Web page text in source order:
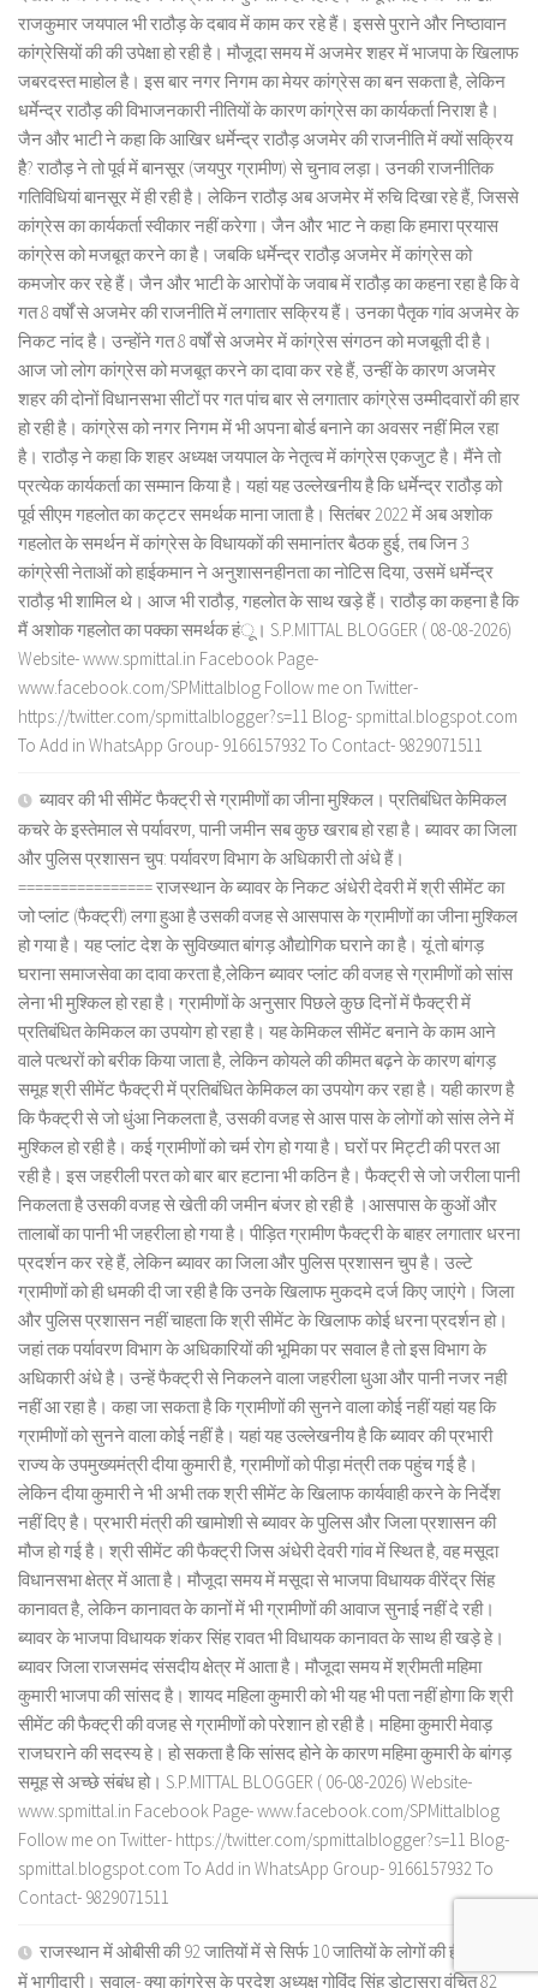
राजकुमार जयपाल भी राठौड़ के दबाव में काम कर रहे हैं। इससे पुराने और निष्ठावान
कांग्रेसियों की की उपेक्षा हो रही है। मौजूदा समय में अजमेर शहर में भाजपा के खिलाफ
जबरदस्त माहोल है। इस बार नगर निगम का मेयर कांग्रेस का बन सकता है, लेकिन
धर्मेन्द्र राठौड़ की विभाजनकारी नीतियों के कारण कांग्रेस का कार्यकर्ता निराश है।
जैन और भाटी ने कहा कि आखिर धर्मेन्द्र राठौड़ अजमेर की राजनीति में क्यों सक्रिय
हैै? राठौड़ ने तो पूर्व में बानसूर (जयपुर ग्रामीण) से चुनाव लड़ा। उनकी राजनीतिक
गतिविधियां बानसूर में ही रही है। लेकिन राठौड़ अब अजमेर में रुचि दिखा रहे हैं, जिससे
कांग्रेस का कार्यकर्ता स्वीकार नहीं करेगा। जैन और भाट ने कहा कि हमारा प्रयास
कांग्रेस को मजबूत करने का है। जबकि धर्मेन्द्र राठौड़ अजमेर में कांग्रेस को
कमजोर कर रहे हैं। जैन और भाटी के आरोपों के जवाब में राठौड़ का कहना रहा है कि वे
गत 8 वर्षों से अजमेर की राजनीति में लगातार सक्रिय हैं। उनका पैतृक गांव अजमेर के
निकट नांद है। उन्होंने गत 8 वर्षों से अजमेर में कांग्रेस संगठन को मजबूती दी है।
आज जो लोग कांग्रेस को मजबूत करने का दावा कर रहे हैं, उन्हीं के कारण अजमेर
शहर की दोनों विधानसभा सीटों पर गत पांच बार से लगातार कांग्रेस उम्मीदवारों की हार
हो रही है। कांग्रेस को नगर निगम में भी अपना बोर्ड बनाने का अवसर नहीं मिल रहा
है। राठौड़ ने कहा कि शहर अध्यक्ष जयपाल के नेतृत्व में कांग्रेस एकजुट है। मैंने तो
प्रत्येक कार्यकर्ता का सम्मान किया है। यहां यह उल्लेखनीय है कि धर्मेन्द्र राठौड़ को
पूर्व सीएम गहलोत का कट्टर समर्थक माना जाता है। सितंबर 2022 में अब अशोक
गहलोत के समर्थन में कांग्रेस के विधायकों की समानांतर बैठक हुई, तब जिन 3
कांग्रेसी नेताओं को हाईकमान ने अनुशासनहीनता का नोटिस दिया, उसमें धर्मेन्द्र
राठौड़ भी शामिल थे। आज भी राठौड़, गहलोत के साथ खड़े हैं। राठौड़ का कहना है कि
मैं अशोक गहलोत का पक्का समर्थक हंू। S.P.MITTAL BLOGGER ( 08-08-2026)
Website- www.spmittal.in Facebook Page-
www.facebook.com/SPMittalblog Follow me on Twitter-
https://twitter.com/spmittalblogger?s=11 Blog- spmittal.blogspot.com
To Add in WhatsApp Group- 9166157932 To Contact- 9829071511
ब्यावर की भी सीमेंट फैक्ट्री से ग्रामीणों का जीना मुश्किल। प्रतिबंधित केमिकल
कचरे के इस्तेमाल से पर्यावरण, पानी जमीन सब कुछ खराब हो रहा है। ब्यावर का जिला
और पुलिस प्रशासन चुप: पर्यावरण विभाग के अधिकारी तो अंधे हैं।
================ राजस्थान के ब्यावर के निकट अंधेरी देवरी में श्री सीमेंट का
जो प्लांट (फैक्ट्री) लगा हुआ है उसकी वजह से आसपास के ग्रामीणों का जीना मुश्किल
हो गया है। यह प्लांट देश के सुविख्यात बांगड़ औद्योगिक घराने का है। यूं तो बांगड़
घराना समाजसेवा का दावा करता है,लेकिन ब्यावर प्लांट की वजह से ग्रामीणों को सांस
लेना भी मुश्किल हो रहा है। ग्रामीणों के अनुसार पिछले कुछ दिनों में फैक्ट्री में
प्रतिबंधित केमिकल का उपयोग हो रहा है। यह केमिकल सीमेंट बनाने के काम आने
वाले पत्थरों को बरीक किया जाता है, लेकिन कोयले की कीमत बढ़ने के कारण बांगड़
समूह श्री सीमेंट फैक्ट्री में प्रतिबंधित केमिकल का उपयोग कर रहा है। यही कारण है
कि फैक्ट्री से जो धुंआ निकलता है, उसकी वजह से आस पास के लोगों को सांस लेने में
मुश्किल हो रही है। कई ग्रामीणों को चर्म रोग हो गया है। घरों पर मिट्टी की परत आ
रही है। इस जहरीली परत को बार बार हटाना भी कठिन है। फैक्ट्री से जो जरीला पानी
निकलता है उसकी वजह से खेती की जमीन बंजर हो रही है ।आसपास के कुओं और
तालाबों का पानी भी जहरीला हो गया है। पीड़ित ग्रामीण फैक्ट्री के बाहर लगातार धरना
प्रदर्शन कर रहे हैं, लेकिन ब्यावर का जिला और पुलिस प्रशासन चुप है। उल्टे
ग्रामीणों को ही धमकी दी जा रही है कि उनके खिलाफ मुकदमे दर्ज किए जाएंगे। जिला
और पुलिस प्रशासन नहीं चाहता कि श्री सीमेंट के खिलाफ कोई धरना प्रदर्शन हो।
जहां तक पर्यावरण विभाग के अधिकारियों की भूमिका पर सवाल है तो इस विभाग के
अधिकारी अंधे है। उन्हें फैक्ट्री से निकलने वाला जहरीला धुआ और पानी नजर नही
नहीं आ रहा है। कहा जा सकता है कि ग्रामीणों की सुनने वाला कोई नहीं यहां यह कि
ग्रामीणों को सुनने वाला कोई नहीं है। यहां यह उल्लेखनीय है कि ब्यावर की प्रभारी
राज्य के उपमुख्यमंत्री दीया कुमारी है, ग्रामीणों को पीड़ा मंत्री तक पहुंच गई है।
लेकिन दीया कुमारी ने भी अभी तक श्री सीमेंट के खिलाफ कार्यवाही करने के निर्देश
नहीं दिए है। प्रभारी मंत्री की खामोशी से ब्यावर के पुलिस और जिला प्रशासन की
मौज हो गई है। श्री सीमेंट की फैक्ट्री जिस अंधेरी देवरी गांव में स्थित है, वह मसूदा
विधानसभा क्षेत्र में आता है। मौजूदा समय में मसूदा से भाजपा विधायक वीरेंद्र सिंह
कानावत है, लेकिन कानावत के कानों में भी ग्रामीणों की आवाज सुनाई नहीं दे रही।
ब्यावर के भाजपा विधायक शंकर सिंह रावत भी विधायक कानावत के साथ ही खड़े हे।
ब्यावर जिला राजसमंद संसदीय क्षेत्र में आता है। मौजूदा समय में श्रीमती महिमा
कुमारी भाजपा की सांसद है। शायद महिला कुमारी को भी यह भी पता नहीं होगा कि श्री
सीमेंट की फैक्ट्री की वजह से ग्रामीणों को परेशान हो रही है। महिमा कुमारी मेवाड़
राजघराने की सदस्य हे। हो सकता है कि सांसद होने के कारण महिमा कुमारी के बांगड़
समूह से अच्छे संबंध हो। S.P.MITTAL BLOGGER ( 06-08-2026) Website-
www.spmittal.in Facebook Page- www.facebook.com/SPMittalblog
Follow me on Twitter- https://twitter.com/spmittalblogger?s=11 Blog-
spmittal.blogspot.com To Add in WhatsApp Group- 9166157932 To
Contact- 9829071511
राजस्थान में ओबीसी की 92 जातियों में से सिर्फ 10 जातियों के लोगों की ही राजनीति
में भागीदारी। सवाल- क्या कांग्रेस के प्रदेश अध्यक्ष गोविंद सिंह डोटासरा वंचित 82